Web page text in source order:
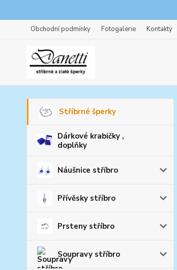
Obchodní podmínky Fotogalerie Kontakty
Stříbrné šperky
Dárkové krabičky ,
doplňky
Náušnice stříbro
Přívěsky stříbro
Prsteny stříbro
Soupravy stříbro